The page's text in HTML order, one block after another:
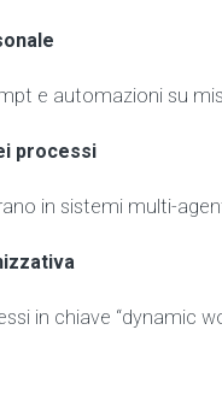
e automazioni su
processi
in sistemi multi-
in chiave “dynamic